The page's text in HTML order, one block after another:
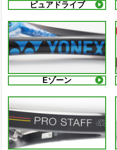
ピュアドライブ
Eゾーン